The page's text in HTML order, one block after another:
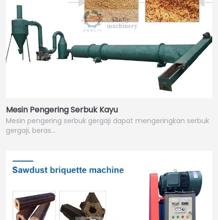
Mesin Pengering Serbuk Kayu
Mesin pengering serbuk gergaji dapat mengeringkan serbuk
gergaji, beras…